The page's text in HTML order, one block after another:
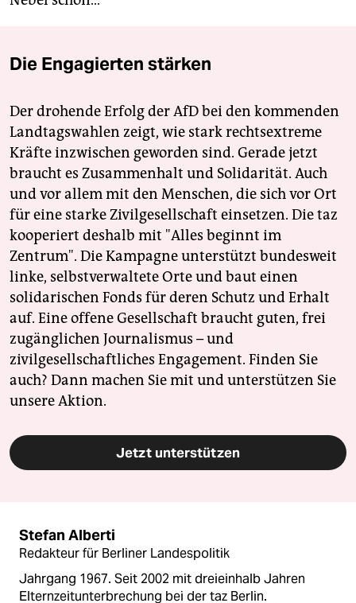
Die Engagierten stärken
Der drohende Erfolg der AfD bei den kommenden
Landtagswahlen zeigt, wie stark rechtsextreme
Kräfte inzwischen geworden sind. Gerade jetzt
braucht es Zusammenhalt und Solidarität. Auch
und vor allem mit den Menschen, die sich vor Ort
für eine starke Zivilgesellschaft einsetzen. Die taz
kooperiert deshalb mit "Alles beginnt im
Zentrum". Die Kampagne unterstützt bundesweit
linke, selbstverwaltete Orte und baut einen
solidarischen Fonds für deren Schutz und Erhalt
auf. Eine offene Gesellschaft braucht guten, frei
zugänglichen Journalismus – und
zivilgesellschaftliches Engagement. Finden Sie
auch? Dann machen Sie mit und unterstützen Sie
unsere Aktion.
Jetzt unterstützen
Stefan Alberti
Redakteur für Berliner Landespolitik
Jahrgang 1967. Seit 2002 mit dreieinhalb Jahren
Elternzeitunterbrechung bei der taz Berlin.